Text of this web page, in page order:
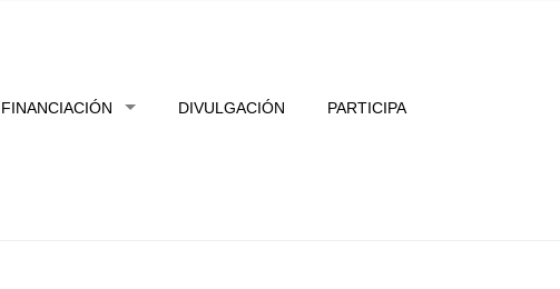
FINANCIACIÓN DIVULGACIÓN PARTICIPA